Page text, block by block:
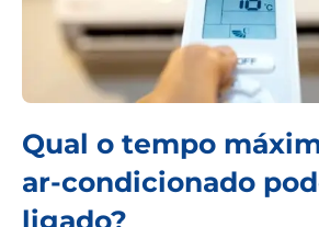
Qual o tempo
ar-condicionado